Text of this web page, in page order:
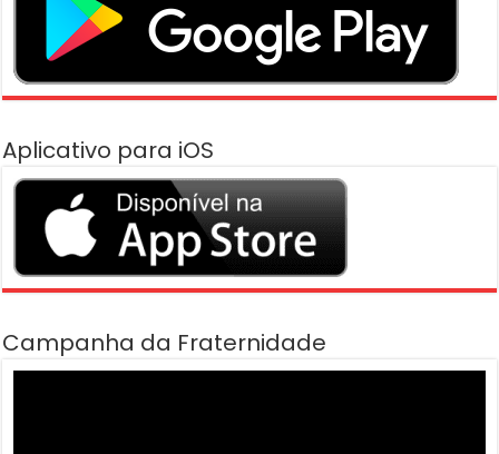
Aplicativo para iOS
Campanha da Fraternidade